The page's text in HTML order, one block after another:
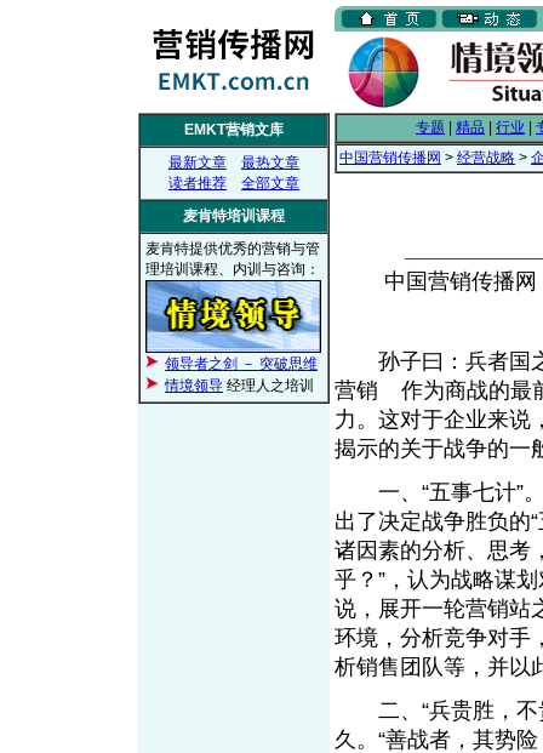
EMKT营销文库
最新文章
最热文章
读者推荐
全部文章
麦肯特培训课程
麦肯特提供优秀的营销与管
理培训课程、内训与咨询：
领导者之剑 － 突破思维
情境领导 经理人之培训
专题 精品 行业
中国营销传播网 > 经营战略 >
中国营销传播
孙子曰：兵者国之
营销
作为商战的最
力。这对于企业来说
揭示的关于战争的一
一、“五事七计”。
出了决定战争胜负的
诸因素的分析、思考
乎？”，认为战略谋
说，展开一轮营销站
环境，分析竞争对手
析销售团队等，并以
二、“兵贵胜，不
久。“善战者，其势